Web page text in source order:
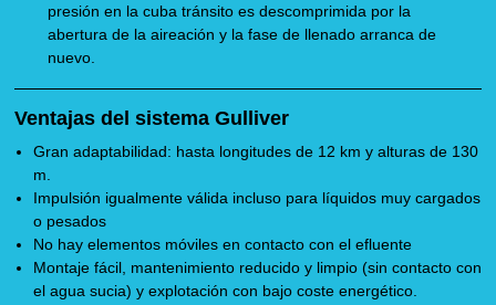
presión en la cuba tránsito es descomprimida por la
abertura de la aireación y la fase de llenado arranca de
nuevo.
Ventajas del sistema Gulliver
Gran adaptabilidad: hasta longitudes de 12 km y alturas de 130
m.
Impulsión igualmente válida incluso para líquidos muy cargados
o pesados
No hay elementos móviles en contacto con el efluente
Montaje fácil, mantenimiento reducido y limpio (sin contacto con
el agua sucia) y explotación con bajo coste energético.